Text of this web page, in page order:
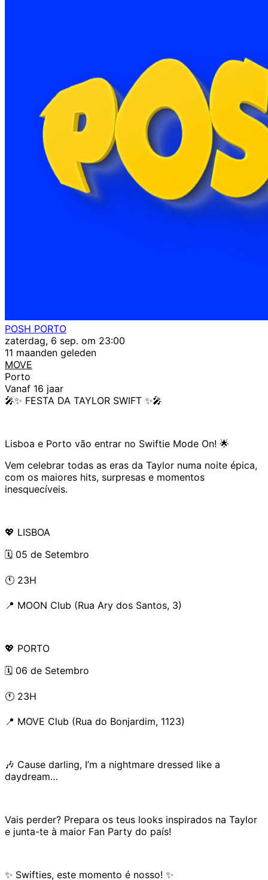
POSH PORTO
zaterdag, 6 sep. om 23:00
11 maanden geleden
MOVE
Porto
Vanaf 16 jaar
🎤✨ FESTA DA TAYLOR SWIFT ✨🎤
Lisboa e Porto vão entrar no Swiftie Mode On! 🌟
Vem celebrar todas as eras da Taylor numa noite épica,
com os maiores hits, surpresas e momentos
inesquecíveis.
💖 LISBOA
🗓️ 05 de Setembro
🕚 23H
📍 MOON Club (Rua Ary dos Santos, 3)
💖 PORTO
🗓️ 06 de Setembro
🕚 23H
📍 MOVE Club (Rua do Bonjardim, 1123)
🎶 Cause darling, I’m a nightmare dressed like a
daydream…
Vais perder? Prepara os teus looks inspirados na Taylor
e junta-te à maior Fan Party do país!
✨ Swifties, este momento é nosso! ✨